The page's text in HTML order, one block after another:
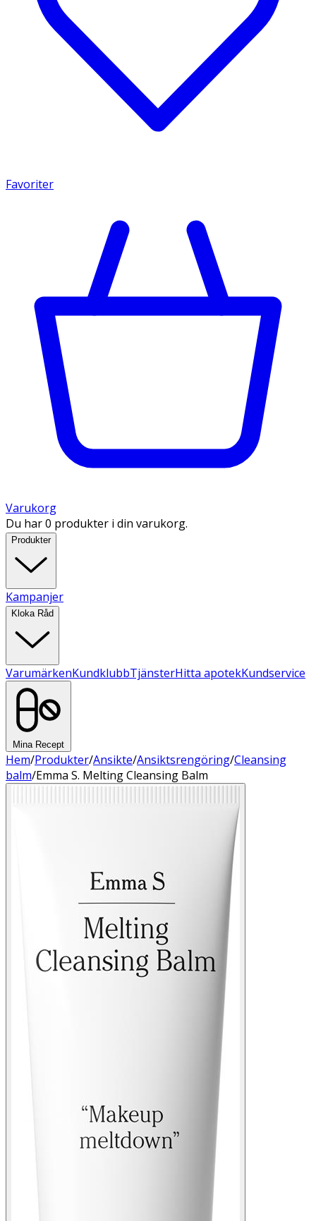
Favoriter
Varukorg
Du har 0 produkter i din varukorg.
Produkter
Kampanjer
Kloka Råd
VarumärkenKundklubbTjänsterHitta apotekKundservice
Mina Recept
Hem/Produkter/Ansikte/Ansiktsrengöring/Cleansing
balm/Emma S. Melting Cleansing Balm